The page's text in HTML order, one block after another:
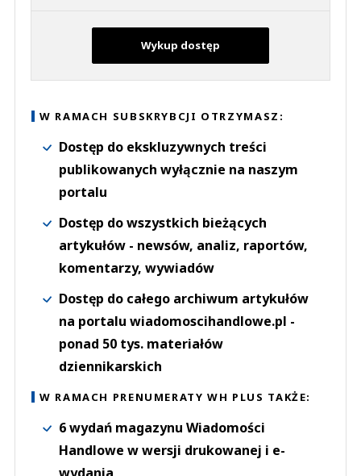
Wykup dostęp
W RAMACH SUBSKRYBCJI OTRZYMASZ:
Dostęp do ekskluzywnych treści
publikowanych wyłącznie na naszym
portalu
Dostęp do wszystkich bieżących
artykułów - newsów, analiz, raportów,
komentarzy, wywiadów
Dostęp do całego archiwum artykułów
na portalu wiadomoscihandlowe.pl -
ponad 50 tys. materiałów
dziennikarskich
W RAMACH PRENUMERATY WH PLUS TAKŻE:
6 wydań magazynu Wiadomości
Handlowe w wersji drukowanej i e-